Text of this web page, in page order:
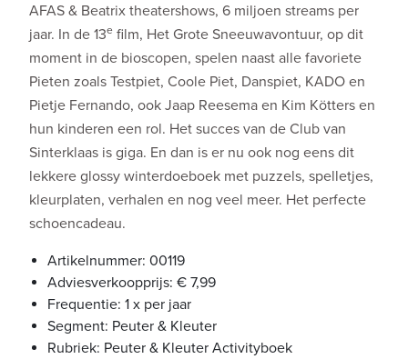
AFAS & Beatrix theatershows, 6 miljoen streams per
jaar. In de 13e film, Het Grote Sneeuwavontuur, op dit
moment in de bioscopen, spelen naast alle favoriete
Pieten zoals Testpiet, Coole Piet, Danspiet, KADO en
Pietje Fernando, ook Jaap Reesema en Kim Kötters en
hun kinderen een rol. Het succes van de Club van
Sinterklaas is giga. En dan is er nu ook nog eens dit
lekkere glossy winterdoeboek met puzzels, spelletjes,
kleurplaten, verhalen en nog veel meer. Het perfecte
schoencadeau.
Artikelnummer: 00119
Adviesverkoopprijs: € 7,99
Frequentie: 1 x per jaar
Segment: Peuter & Kleuter
Rubriek: Peuter & Kleuter Activityboek